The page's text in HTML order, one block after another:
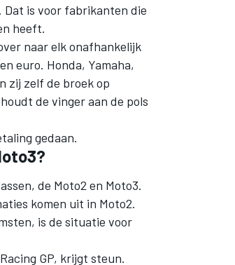
Dat is voor fabrikanten die
heeft.
naar elk onafhankelijk
euro. Honda, Yamaha,
zij zelf de broek op
de vinger aan de pols
gedaan.
de Moto2 en Moto3.
komen uit in Moto2.
is de situatie voor
GP, krijgt steun.